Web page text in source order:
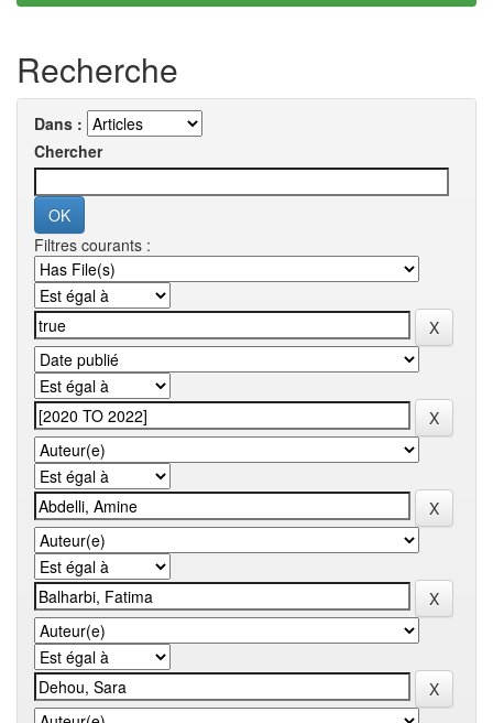
Recherche
Dans :
Chercher
Filtres courants :